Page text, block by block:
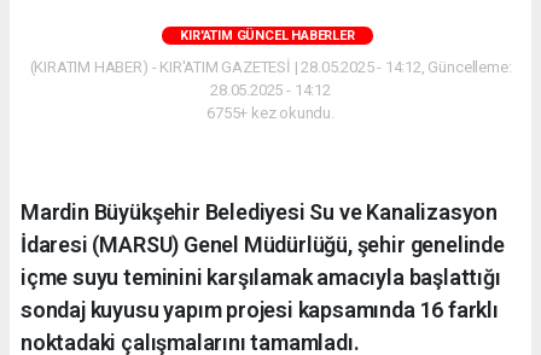
KIR'ATIM GÜNCEL HABERLER
(KIRATIM HABER) - KIR'ATIM GAZETESİ | 28.05.2025 - 14:12, Güncelleme:
28.05.2025 - 14:12
6755+ kez okundu.
Mardin Büyükşehir Belediyesi Su ve Kanalizasyon
İdaresi (MARSU) Genel Müdürlüğü, şehir genelinde
içme suyu teminini karşılamak amacıyla başlattığı
sondaj kuyusu yapım projesi kapsamında 16 farklı
noktadaki çalışmalarını tamamladı.